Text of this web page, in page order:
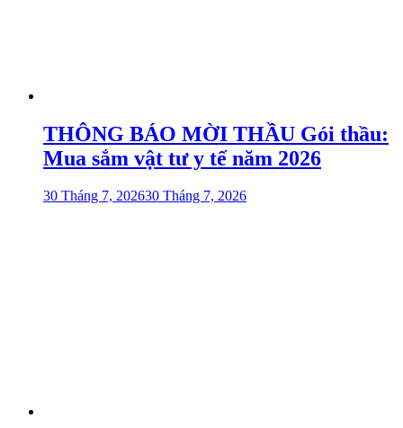
THÔNG BÁO MỜI THẦU Gói thầu:
Mua sắm vật tư y tế năm 2026
30 Tháng 7, 202630 Tháng 7, 2026